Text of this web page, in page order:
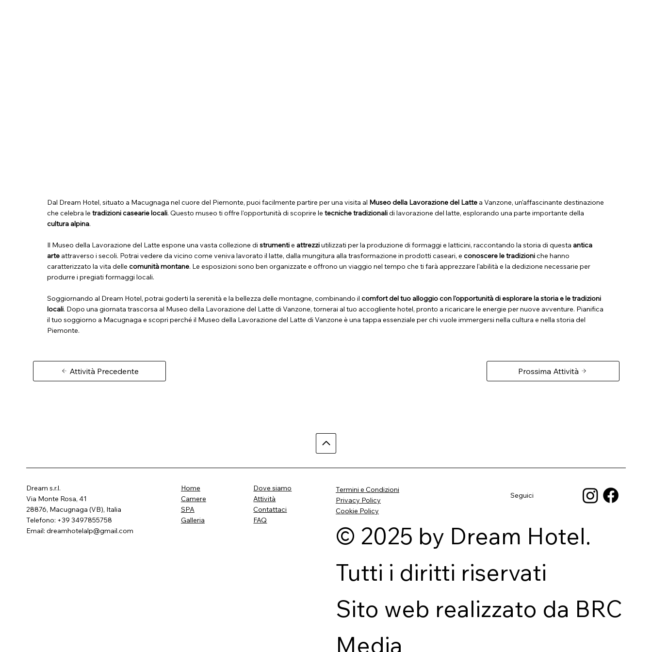
Dal Dream Hotel, situato a Macugnaga nel cuore del Piemonte, puoi facilmente partire per una visita al Museo della Lavorazione del Lattea Vanzone, un'affascinante destinazione
che celebra le tradizioni casearie locali. Questo museo ti offre l'opportunità di scoprire le tecniche tradizionalidi lavorazione del latte, esplorando una parte importante della
cultura alpina.
Il Museo della Lavorazione del Latte espone una vasta collezione di strumentie attrezziutilizzati per la produzione di formaggi e latticini, raccontando la storia di questa antica
arteattraverso i secoli. Potrai vedere da vicino come veniva lavorato il latte, dalla mungitura alla trasformazione in prodotti caseari, e conoscere le tradizioniche hanno
caratterizzato la vita delle comunità montane. Le esposizioni sono ben organizzate e offrono un viaggio nel tempo che ti farà apprezzare l'abilità e la dedizione necessarie per
produrre i pregiati formaggi locali.
Soggiornando al Dream Hotel, potrai goderti la serenità e la bellezza delle montagne, combinando il comfort del tuo alloggio con l'opportunità di esplorare la storia e le tradizioni
locali. Dopo una giornata trascorsa al Museo della Lavorazione del Latte di Vanzone, tornerai al tuo accogliente hotel, pronto a ricaricare le energie per nuove avventure. Pianifica
il tuo soggiorno a Macugnaga e scopri perché il Museo della Lavorazione del Latte di Vanzone è una tappa essenziale per chi vuole immergersi nella cultura e nella storia del
Piemonte.
Prossima Attività
Attività Precedente
Dream s.r.l.
Via Monte Rosa, 41
28876, Macugnaga (VB), Italia
Telefono: +39 3497855758
Email: dreamhotelalp@gmail.com
Home
Camere
SPA
Galleria
Dove siamo
Attività
Contattaci
FAQ
Seguici
Termini e Condizioni
Privacy Policy
Cookie Policy
© 2025 by Dream Hotel.
Tutti i diritti riservati
Sito web realizzato da BRC
Media